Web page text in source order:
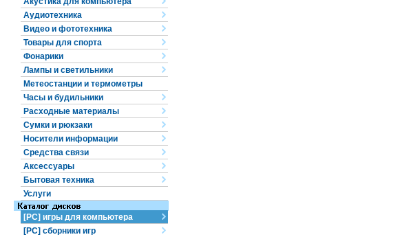
Аудиотехника
Видео и фототехника
Товары для спорта
Фонарики
Лампы и светильники
Метеостанции и термометры
Часы и будильники
Расходные материалы
Сумки и рюкзаки
Носители информации
Средства связи
Аксессуары
Бытовая техника
Услуги
[PC] игры для компьютера
[PC] сборники игр